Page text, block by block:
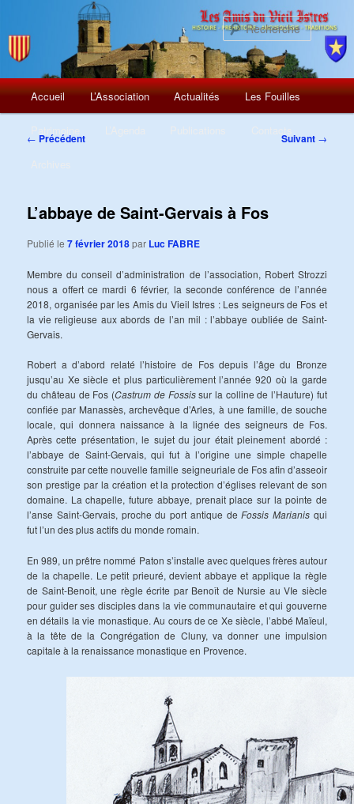
Menu
principal
Aller
Accueil L’Association Actualités Les Fouilles
Navigation
← Précédent Suivant →
L’abbaye de Saint-Gervais à Fos
Publié le7 février 2018par Luc FABRE
Membre du conseil d’administration de l’association, Robert Strozzi
nous a offert ce mardi 6 février, la seconde conférence de l’année
2018, organisée par les Amis du Vieil Istres : Les seigneurs de Fos et
la vie religieuse aux abords de l’an mil : l’abbaye oubliée de Saint-
Gervais.
Robert a d’abord relaté l’histoire de Fos depuis l’âge du Bronze
jusqu’au Xe siècle et plus particulièrement l’année 920 où la garde
du château de Fos (Castrum de Fossissur la colline de l’Hauture) fut
confiée par Manassès, archevêque d’Arles, à une famille, de souche
locale, qui donnera naissance à la lignée des seigneurs de Fos.
Après cette présentation, le sujet du jour était pleinement abordé :
l’abbaye de Saint-Gervais, qui fut à l’origine une simple chapelle
construite par cette nouvelle famille seigneuriale de Fos afin d’asseoir
son prestige par la création et la protection d’églises relevant de son
domaine. La chapelle, future abbaye, prenait place sur la pointe de
l’anse Saint-Gervais, proche du port antique deFossis Marianis qui
fut l’un des plus actifs du monde romain.
En 989, un prêtre nommé Paton s’installe avec quelques frères autour
de la chapelle. Le petit prieuré, devient abbaye et applique la règle
de Saint-Benoit, une règle écrite par Benoît de Nursie au VIe siècle
pour guider ses disciples dans la vie communautaire et qui gouverne
en détails la vie monastique. Au cours de ce Xe siècle, l’abbé Maïeul,
à la tête de la Congrégation de Cluny, va donner une impulsion
capitale à la renaissance monastique en Provence.